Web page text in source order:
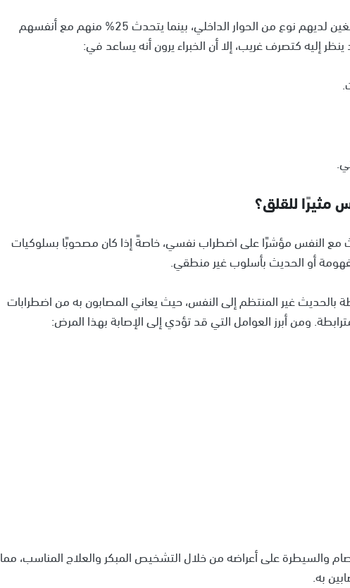
تشير الدراسات إلى أن 96% من البالغين لديهم نوع من الحوار الداخلي، بينما يتحدث 25% منهم مع أنفسهم
إليه كتصرف غريب، إلا أن الخبراء يرون أنه يساعد في:
مثيرًا للقلق؟
النفس مؤشرًا على اضطراب نفسي، خاصةً إذا كان مصحوبًا بسلوكيات
أو الحديث بأسلوب غير منطقي.
بالحديث غير المنتظم إلى النفس، حيث يعاني المصابون به من اضطرابات
ومن أبرز العوامل التي قد تؤدي إلى الإصابة بهذا المرض:
والسيطرة على أعراضه من خلال التشخيص المبكر والعلاج المناسب، مما
به.